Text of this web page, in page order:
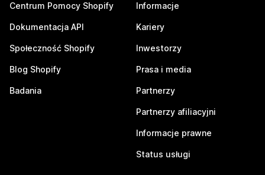
Centrum Pomocy Shopify
Dokumentacja API
Społeczność Shopify
Blog Shopify
Badania
Informacje
Kariery
Inwestorzy
Prasa i media
Partnerzy
Partnerzy afiliacyjni
Informacje prawne
Status usługi